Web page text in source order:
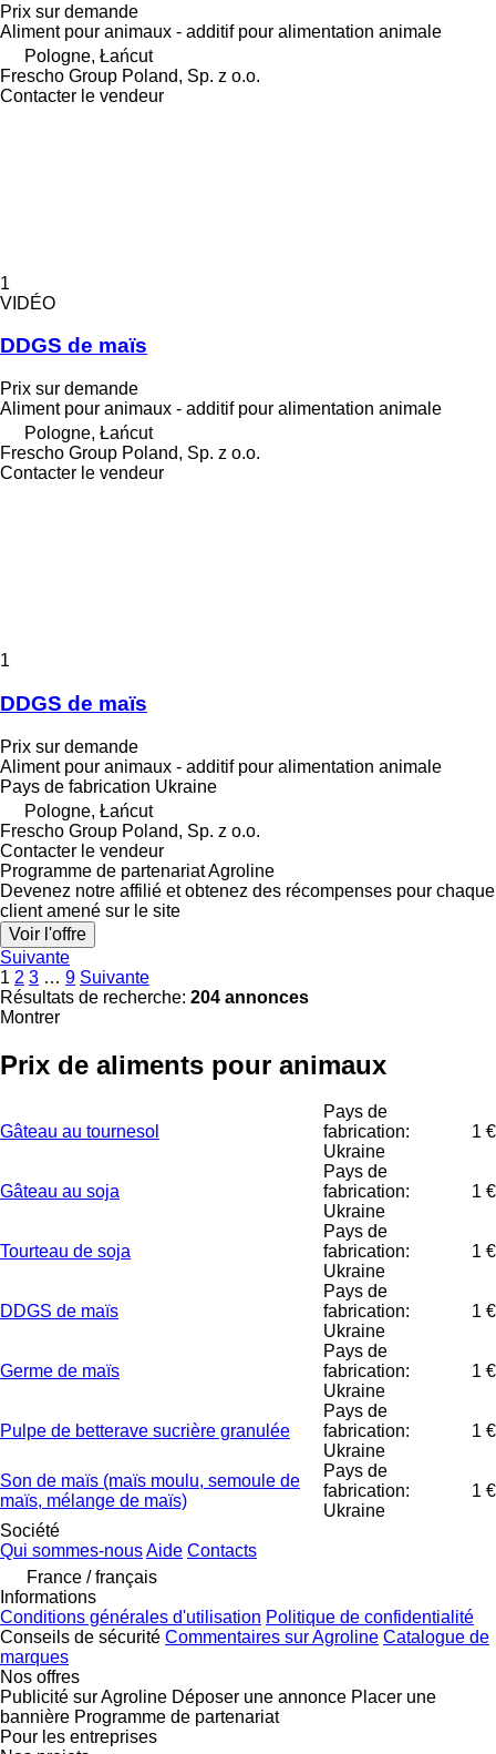
Prix sur demande
Aliment pour animaux - additif pour alimentation animale
Pologne, Łańcut
Frescho Group Poland, Sp. z o.o.
Contacter le vendeur
1
VIDÉO
DDGS de maïs
Prix sur demande
Aliment pour animaux - additif pour alimentation animale
Pologne, Łańcut
Frescho Group Poland, Sp. z o.o.
Contacter le vendeur
1
DDGS de maïs
Prix sur demande
Aliment pour animaux - additif pour alimentation animale
Pays de fabrication Ukraine
Pologne, Łańcut
Frescho Group Poland, Sp. z o.o.
Contacter le vendeur
Programme de partenariat Agroline
Devenez notre affilié et obtenez des récompenses pour chaque
client amené sur le site
Voir l'offre
Suivante
1 2 3 … 9 Suivante
Résultats de recherche: 204 annonces
Montrer
Prix de aliments pour animaux
Gâteau au tournesol
Pays de
fabrication:
Ukraine
1 €
Gâteau au soja
Pays de
fabrication:
Ukraine
1 €
Tourteau de soja
Pays de
fabrication:
Ukraine
1 €
DDGS de maïs
Pays de
fabrication:
Ukraine
1 €
Germe de maïs
Pays de
fabrication:
Ukraine
1 €
Pulpe de betterave sucrière granulée
Pays de
fabrication:
Ukraine
1 €
Son de maïs (maïs moulu, semoule de
maïs, mélange de maïs)
Pays de
fabrication:
Ukraine
1 €
Société
Qui sommes-nousAide Contacts
France / français
Informations
Conditions générales d'utilisation Politique de confidentialité
Conseils de sécurité Commentaires sur Agroline Catalogue de
marques
Nos offres
Publicité sur Agroline Déposer une annonce Placer une
bannière Programme de partenariat
Pour les entreprises